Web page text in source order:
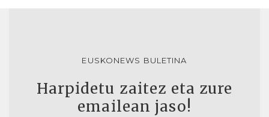
EUSKONEWS BULETINA
Harpidetu zaitez eta zure
emailean jaso!